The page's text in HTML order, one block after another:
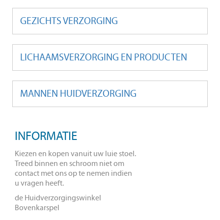
LA COLLINE HUIDVERZORGING
IS HUIDVERBETERING OP HET
ALLERHOOGSTE NIVEAU.
BETROUWBAARHEID, NAUWKEURIGHEID,
PRESTATIES EN TOPKWALITEIT.
Colline skinecare bevat de perfecte formulering voor zeer
effectieve cellulaire anti aging behandelingen.
De cosmetica producten van La Colline een superieur en
exclusief anti aging merk dat technisch onderzoek
combineert met de hoogst mogelijke kwaliteit
voor een ongeevenaard resultaat.
LA COLLINE SCHOONHEIDSSALON
GEZICHTS VERZORGING
LICHAAMSVERZORGING EN PRODUCTEN
MANNEN HUIDVERZORGING
INFORMATIE
Kiezen en kopen vanuit uw luie stoel.
Treed binnen en schroom niet om
contact met ons op te nemen indien
u vragen heeft.
de Huidverzorgingswinkel
Bovenkarspel